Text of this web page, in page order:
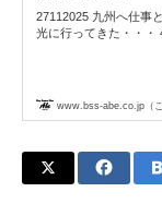
27112025 九州へ仕事
光に行ってきた・・・
www.bss-abe.co.jp（こ